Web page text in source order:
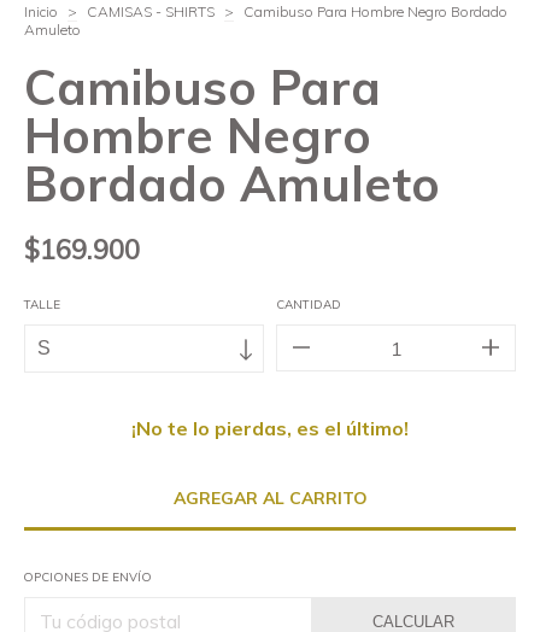
Inicio > CAMISAS - SHIRTS >
Camibuso Para Hombre Negro Bordado
Amuleto
Camibuso Para
Hombre Negro
Bordado Amuleto
$169.900
TALLE CANTIDAD
¡No te lo pierdas, es el último!
OPCIONES DE ENVÍO
CALCULAR